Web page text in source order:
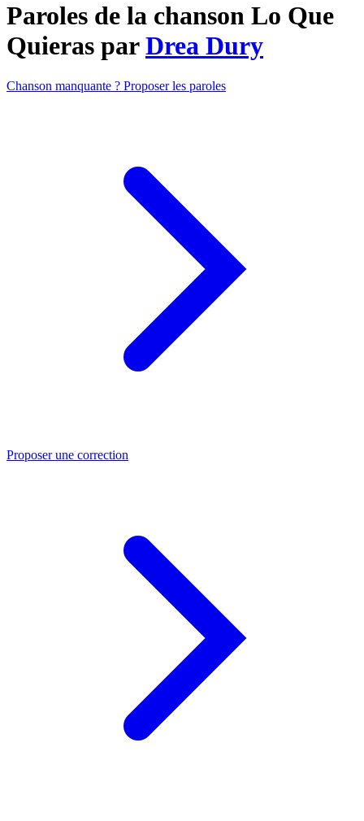
Paroles de la chanson Lo Que
Quieras parDrea Dury
Chanson manquante ? Proposer les paroles
Proposer une correction